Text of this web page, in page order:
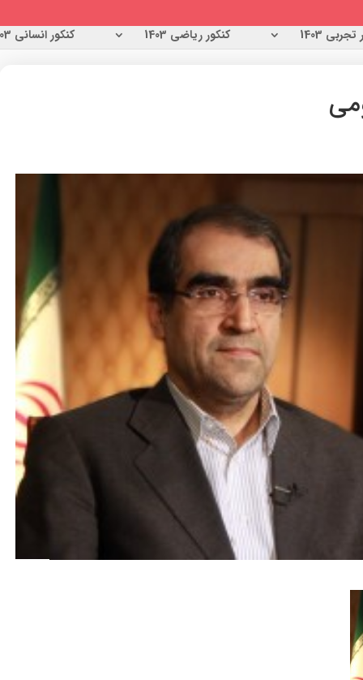
1403 کنکور ریاضی 1403 کنکور انسانی 1403